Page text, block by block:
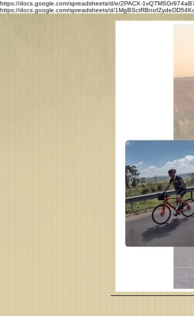
https://docs.google.com/spreadsheets/d/e/2PACX-
https://docs.google.com/spreadsheets/d/